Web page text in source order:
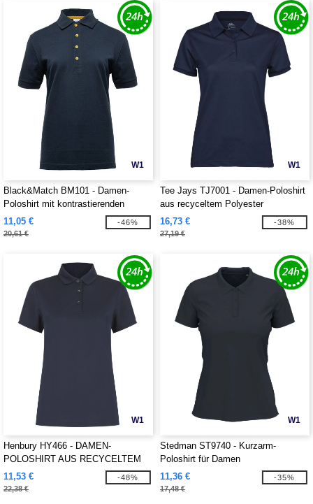
W1
Black&Match BM101 - Damen-
Poloshirt mit kontrastierenden
Knöpfen
11,05 €
20,61 €
-46%
W1
Tee Jays TJ7001 - Damen-Poloshirt
aus recyceltem Polyester
16,73 €
27,19 €
-38%
W1
Henbury HY466 - DAMEN-
POLOSHIRT AUS RECYCELTEM
POLYESTER
11,53 €
22,38 €
-48%
W1
Stedman ST9740 - Kurzarm-
Poloshirt für Damen
11,36 €
17,48 €
-35%